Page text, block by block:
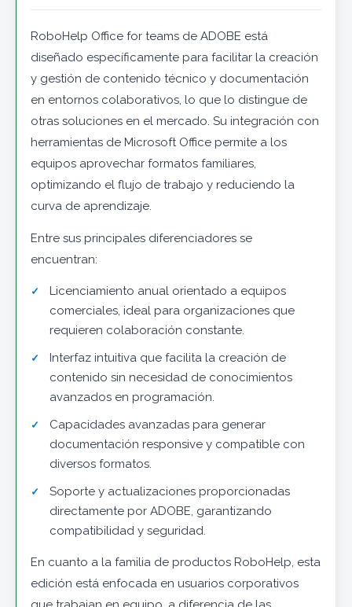
RoboHelp Office for teams de ADOBE está
diseñado específicamente para facilitar la creación
y gestión de contenido técnico y documentación
en entornos colaborativos, lo que lo distingue de
otras soluciones en el mercado. Su integración con
herramientas de Microsoft Office permite a los
equipos aprovechar formatos familiares,
optimizando el flujo de trabajo y reduciendo la
curva de aprendizaje.
Entre sus principales diferenciadores se
encuentran:
Licenciamiento anual orientado a equipos
comerciales, ideal para organizaciones que
requieren colaboración constante.
Interfaz intuitiva que facilita la creación de
contenido sin necesidad de conocimientos
avanzados en programación.
Capacidades avanzadas para generar
documentación responsive y compatible con
diversos formatos.
Soporte y actualizaciones proporcionadas
directamente por ADOBE, garantizando
compatibilidad y seguridad.
En cuanto a la familia de productos RoboHelp, esta
edición está enfocada en usuarios corporativos